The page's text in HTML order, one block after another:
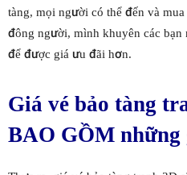
tàng, mọi người có thể đến và
đông người, mình khuyên các
để được giá ưu đãi hơn.
Giá vé bảo tàng
BAO GỒM những